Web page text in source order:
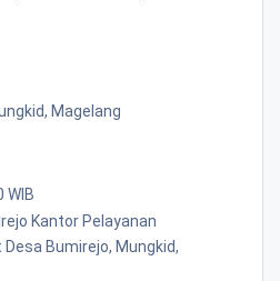
Magelang
WIB
Kantor Pelayanan
Bumirejo, Mungkid,